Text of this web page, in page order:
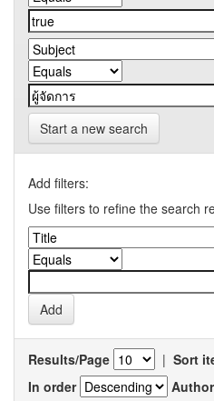
Start a new search
Add filters:
Use filters to refine the search
Results/Page | Sort
In order